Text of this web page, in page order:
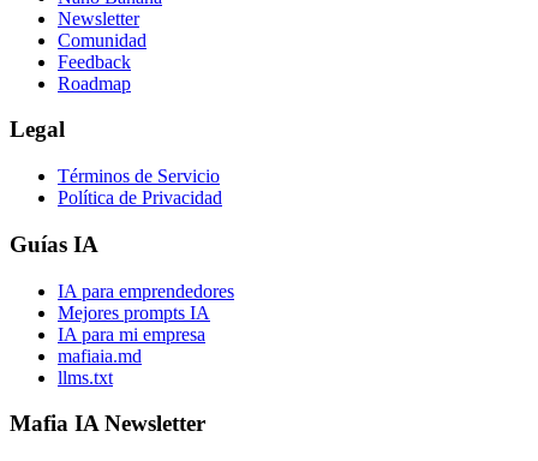
Newsletter
Comunidad
Feedback
Roadmap
Legal
Términos de Servicio
Política de Privacidad
Guías IA
IA para emprendedores
Mejores prompts IA
IA para mi empresa
mafiaia.md
llms.txt
Mafia IA Newsletter